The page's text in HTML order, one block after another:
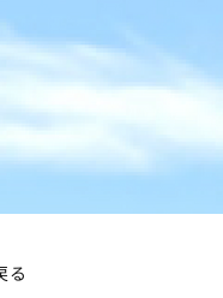
る